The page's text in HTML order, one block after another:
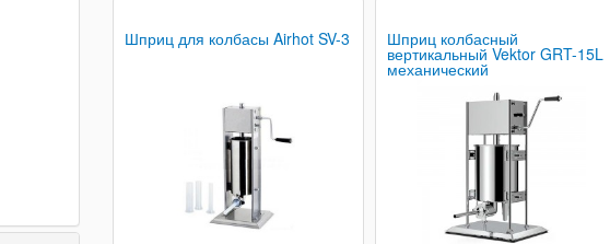
Шприц для колбасы Airhot SV-3 Шприц колбасный
вертикальный Vektor GRT-15L
механический